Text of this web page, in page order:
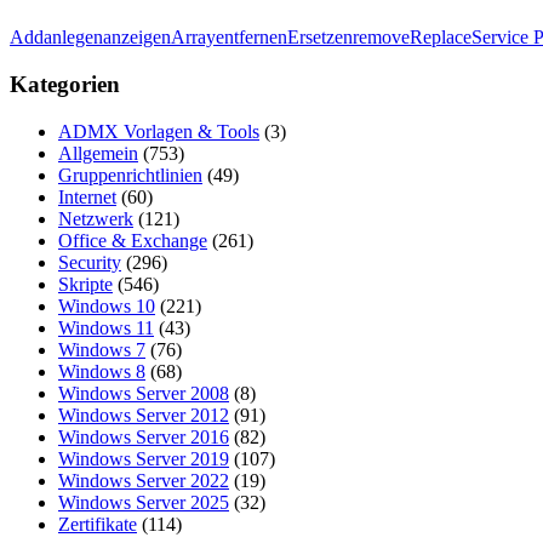
AddanlegenanzeigenArrayentfernenErsetzenremoveReplaceService
Kategorien
ADMX Vorlagen & Tools (3)
Allgemein (753)
Gruppenrichtlinien (49)
Internet (60)
Netzwerk (121)
Office & Exchange (261)
Security (296)
Skripte (546)
Windows 10 (221)
Windows 11 (43)
Windows 7 (76)
Windows 8 (68)
Windows Server 2008 (8)
Windows Server 2012 (91)
Windows Server 2016 (82)
Windows Server 2019 (107)
Windows Server 2022 (19)
Windows Server 2025 (32)
Zertifikate (114)